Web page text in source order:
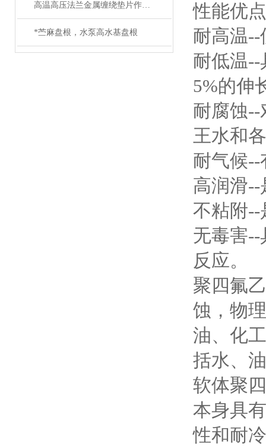
高温高压法兰金属缠绕垫片作用与用途
*苎麻盘根，水泵高水基盘根
性能优点
耐高温
耐低温
5%的伸
耐腐蚀
王水和
耐气候
高润滑
不粘附--
无毒害
反应。
聚四氟
蚀，物
油、化
括水、
软体聚
本身具
性和耐